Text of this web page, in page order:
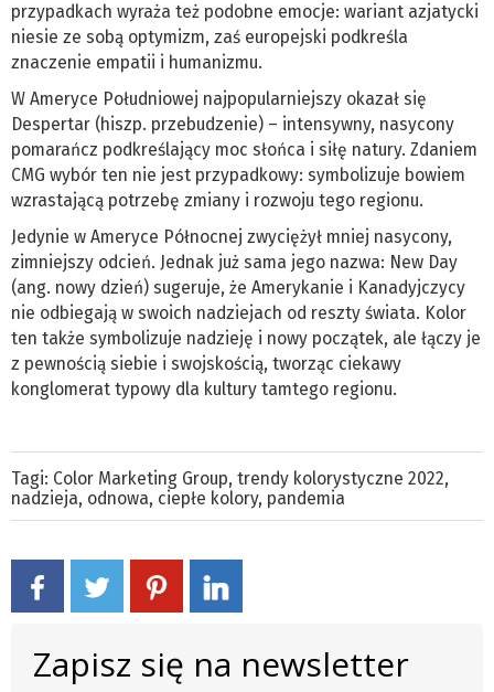
przypadkach wyraża też podobne emocje: wariant azjatycki
niesie ze sobą optymizm, zaś europejski podkreśla
znaczenie empatii i humanizmu.
W Ameryce Południowej najpopularniejszy okazał się
Despertar (hiszp. przebudzenie) – intensywny, nasycony
pomarańcz podkreślający moc słońca i siłę natury. Zdaniem
CMG wybór ten nie jest przypadkowy: symbolizuje bowiem
wzrastającą potrzebę zmiany i rozwoju tego regionu.
Jedynie w Ameryce Północnej zwyciężył mniej nasycony,
zimniejszy odcień. Jednak już sama jego nazwa: New Day
(ang. nowy dzień) sugeruje, że Amerykanie i Kanadyjczycy
nie odbiegają w swoich nadziejach od reszty świata. Kolor
ten także symbolizuje nadzieję i nowy początek, ale łączy je
z pewnością siebie i swojskością, tworząc ciekawy
konglomerat typowy dla kultury tamtego regionu.
Tagi: Color Marketing Group, trendy kolorystyczne 2022,
nadzieja, odnowa, ciepłe kolory, pandemia
Zapisz się na newsletter